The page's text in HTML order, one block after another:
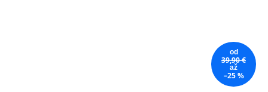
od
39,90 €
až
–25 %